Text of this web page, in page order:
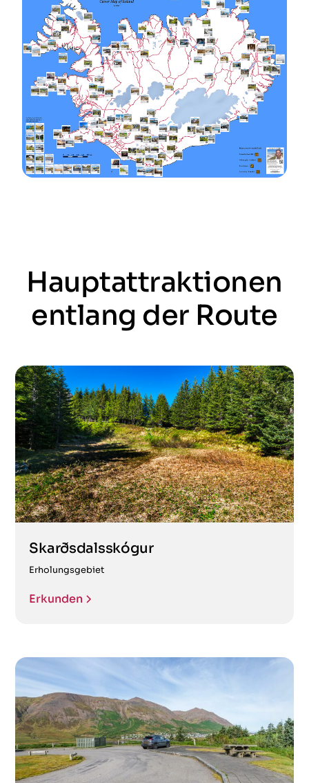
Hauptattraktionen
entlang der Route
Skarðsdalsskógur
Erholungsgebiet
Erkunden